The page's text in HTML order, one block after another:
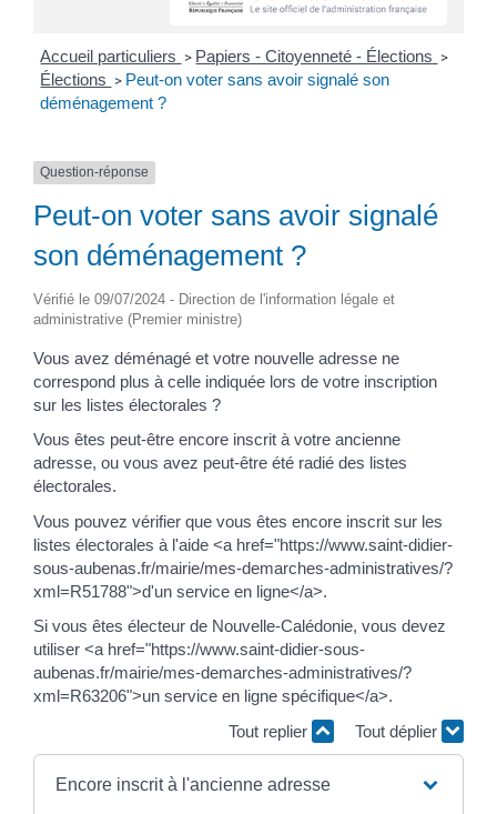
Accueil particuliers > Papiers - Citoyenneté - Élections >
Élections > Peut-on voter sans avoir signalé son
déménagement ?
Question-réponse
Peut-on voter sans avoir signalé
son déménagement ?
Vérifié le 09/07/2024 - Direction de l'information légale et
administrative (Premier ministre)
Vous avez déménagé et votre nouvelle adresse ne
correspond plus à celle indiquée lors de votre inscription
sur les listes électorales ?
Vous êtes peut-être encore inscrit à votre ancienne
adresse, ou vous avez peut-être été radié des listes
électorales.
Vous pouvez vérifier que vous êtes encore inscrit sur les
listes électorales à l'aide <a href="https://www.saint-didier-
sous-aubenas.fr/mairie/mes-demarches-administratives/?
xml=R51788">d'un service en ligne</a>.
Si vous êtes électeur de Nouvelle-Calédonie, vous devez
utiliser <a href="https://www.saint-didier-sous-
aubenas.fr/mairie/mes-demarches-administratives/?
xml=R63206">un service en ligne spécifique</a>.
Tout replier
Tout déplier
Encore inscrit à l'ancienne adresse